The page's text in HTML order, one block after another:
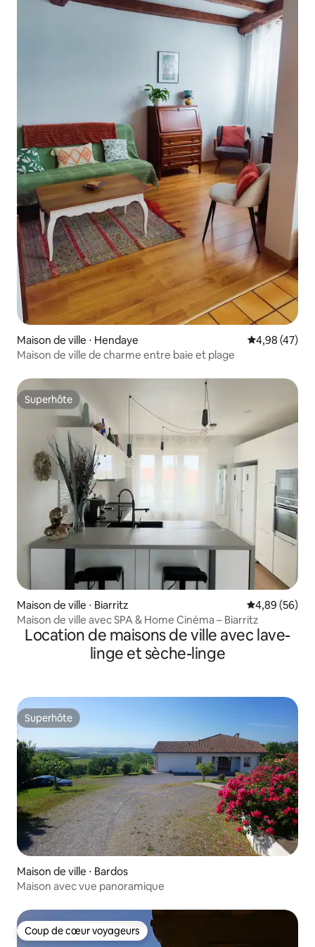
Maison de ville ⋅ Hendaye Évaluation
4,98 (47)
Maison de ville de charme entre baie et plage
Superhôte
Superhôte
Maison de ville ⋅ Biarritz Évaluation
4,89 (56)
Maison de ville avec SPA & Home Cinéma – Biarritz
Location de maisons de ville avec lave-
linge et sèche-linge
Superhôte
Superhôte
Maison de ville ⋅ Bardos
Maison avec vue panoramique
Coup de cœur voyageurs
Coup de cœur voyageurs